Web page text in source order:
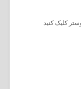
کلیک کنید